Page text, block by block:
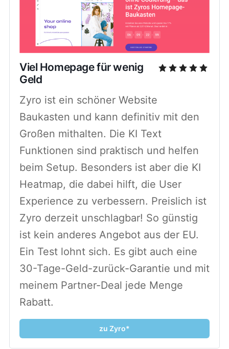
Viel Homepage für wenig
Geld
Zyro ist ein schöner Website
Baukasten und kann definitiv mit den
Großen mithalten. Die KI Text
Funktionen sind praktisch und helfen
beim Setup. Besonders ist aber die KI
Heatmap, die dabei hilft, die User
Experience zu verbessern. Preislich ist
Zyro derzeit unschlagbar! So günstig
ist kein anderes Angebot aus der EU.
Ein Test lohnt sich. Es gibt auch eine
30-Tage-Geld-zurück-Garantie und mit
meinem Partner-Deal jede Menge
Rabatt.
zu Zyro*